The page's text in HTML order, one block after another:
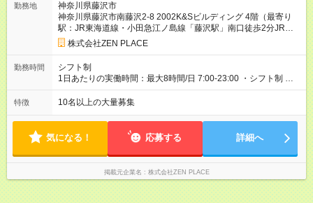
900円含む)※試用期間３ヶ月あり（給与/労働時要件は同条件）
<年収例> ■理学療法士（PT）出身入社年数：5年目 年代：30代
前半 年収：約5，756，000円（＝基本給×12か月＋賞与） 備
考：PT資格を活かし、コース開発・プロダクト開発へ貢献 ■OL
出身 入社年数：5年目 年収：約5，560，000円（＝基本給×12か
月＋賞与） 備考：翻訳業務など、グローバル事業への貢献手当
を含む ■研修担当＋リーダー職 入社年数：15年目 年収：約11，
コース開発の担当として貢献手当を含む 【試用期間】試用期間
あり 試用期間の長さ：3ヶ月 雇用形態、給与は本採用時と同じ
です。
勤務地
神奈川県藤沢市
神奈川県藤沢市南藤沢2-8 2002K&Sビルディング 4階（最寄り
駅：JR東海道線・小田急江ノ島線「藤沢駅」南口徒歩2分JR横
須賀線、湘南新宿ライン・江ノ島電鉄「鎌倉駅」西口徒歩4分東
海道線 湘南新宿ライン 茅ヶ崎駅 北口から徒歩5分JR東海道線、
横須賀・総武線、湘南新宿ライン・横浜市営地下鉄ブルーライ
ン「戸塚駅」東口徒歩3分JR湘南新宿ライン・横須賀線「東戸塚
駅」東口徒歩3分＊全国にスタジオがあります！転勤あり全国勤
株式会社ZEN PLACE
勤務時間
シフト制
1日あたりの実働時間：最大8時間/日 7:00-23:00 ・シフト制 ※週
の勤務時間は40時間 ※実働8時間（休憩1時間）
特徴 10名以上の大量募集
気になる！ 応募する 詳細へ
掲載元企業名 株式会社ZEN PLACE